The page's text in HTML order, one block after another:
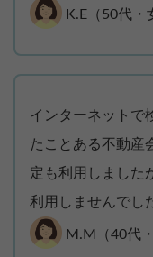
K.E（50代・
インターネットで
たことある不動産
定も利用しました
利用しませんでし
M.M（40代